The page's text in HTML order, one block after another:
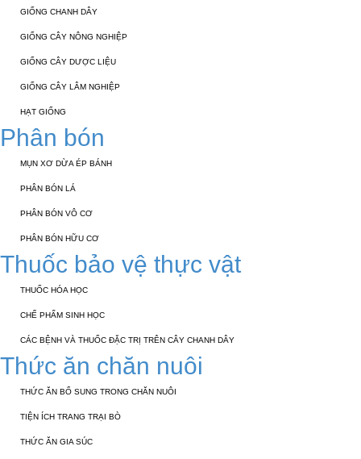
GIỐNG CHANH DÂY
GIỐNG CÂY NÔNG NGHIỆP
GIỐNG CÂY DƯỢC LIỆU
GIỐNG CÂY LÂM NGHIỆP
HẠT GIỐNG
Phân bón
MỤN XƠ DỪA ÉP BÁNH
PHÂN BÓN LÁ
PHÂN BÓN VÔ CƠ
PHÂN BÓN HỮU CƠ
Thuốc bảo vệ thực vật
THUỐC HÓA HỌC
CHẾ PHẨM SINH HỌC
CÁC BỆNH VÀ THUỐC ĐẶC TRỊ TRÊN CÂY CHANH DÂY
Thức ăn chăn nuôi
THỨC ĂN BỔ SUNG TRONG CHĂN NUÔI
TIỆN ÍCH TRANG TRẠI BÒ
THỨC ĂN GIA SÚC